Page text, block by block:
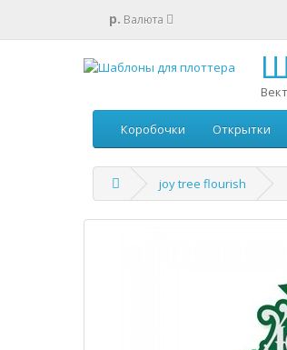
р. Валюта
Коробочки Открытки
joy tree flourish